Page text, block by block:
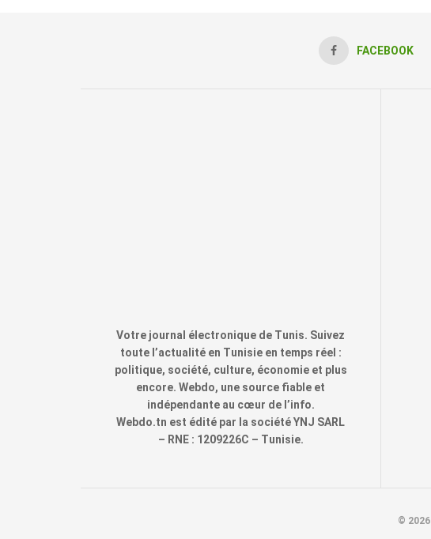
FACEBOOK
Votre journal électronique de Tunis. Suivez
toute l’actualité en Tunisie en temps réel :
politique, société, culture, économie et plus
encore. Webdo, une source fiable et
indépendante au cœur de l’info.
Webdo.tn est édité par la société YNJ SARL
– RNE : 1209226C – Tunisie.
© 2026